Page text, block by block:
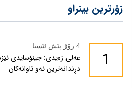
زۆرترین بینراو
1
4 رۆژ پێش ئێستا
عەلی زەیدی: جینۆسایدی
دڕندانەترین ئەو تاوانەکان